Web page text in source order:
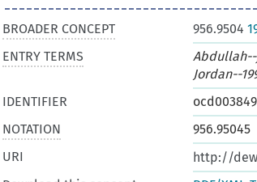
BROADER CONCEPT 956.9504
ENTRY TERMS
Jordan--
IDENTIFIER
NOTATION
956.95045
URI
http://